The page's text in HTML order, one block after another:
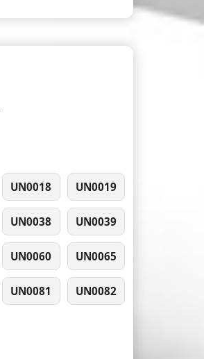
UN0018 UN0019
UN0038 UN0039
UN0060 UN0065
UN0081 UN0082